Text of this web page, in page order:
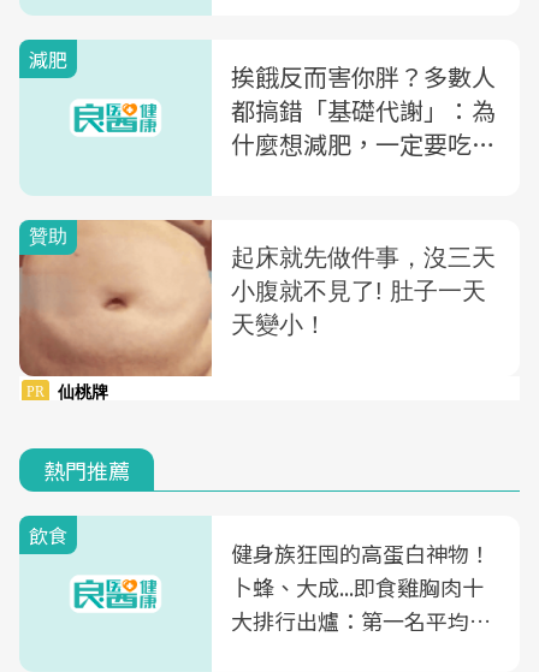
減肥
挨餓反而害你胖？多數人
都搞錯「基礎代謝」：為
什麼想減肥，一定要吃得
熱門推薦
飲食
健身族狂囤的高蛋白神物！
卜蜂、大成...即食雞胸肉十
大排行出爐：第一名平均一